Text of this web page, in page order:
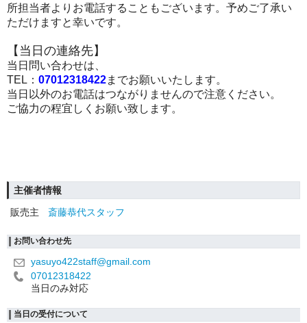
所担当者よりお電話することもございます。予めご了承い
ただけますと幸いです。
【当日の連絡先】
当日問い合わせは、
TEL： 07012318422までお願いいたします。
当日以外のお電話はつながりませんので注意ください。
ご協力の程宜しくお願い致します。
主催者情報
販売主
斎藤恭代スタッフ
お問い合わせ先
yasuyo422staff@gmail.com
07012318422
当日のみ対応
当日の受付について